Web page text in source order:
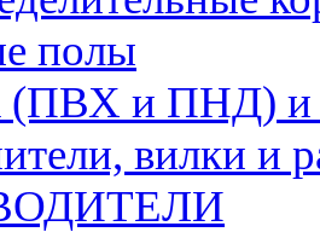
полы
(ПВХ и ПНД) и
вилки и